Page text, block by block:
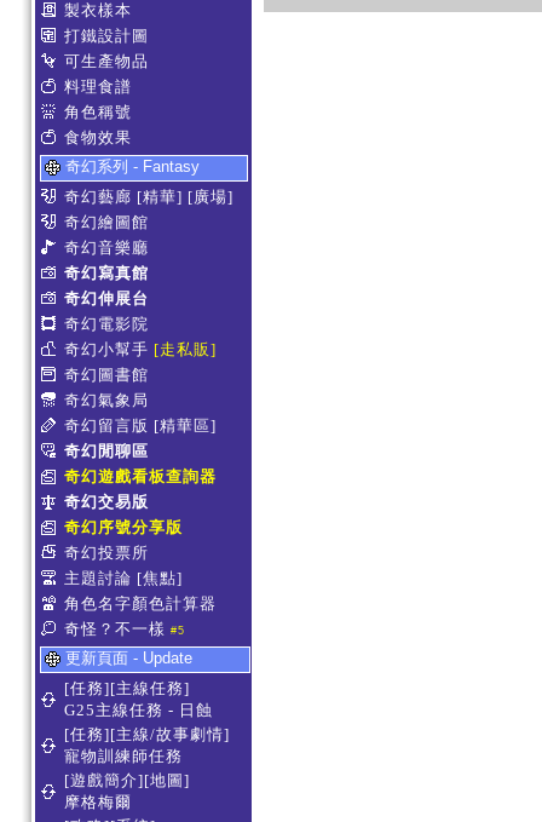
製衣樣本
打鐵設計圖
可生產物品
料理食譜
角色稱號
食物效果
奇幻系列 - Fantasy
奇幻藝廊 [精華] [廣場]
奇幻繪圖館
奇幻音樂廳
奇幻寫真館
奇幻伸展台
奇幻電影院
奇幻小幫手 [走私販]
奇幻圖書館
奇幻氣象局
奇幻留言版 [精華區]
奇幻閒聊區
奇幻遊戲看板查詢器
奇幻交易版
奇幻序號分享版
奇幻投票所
主題討論 [焦點]
角色名字顏色計算器
奇怪？不一樣 #5
更新頁面 - Update
[任務][主線任務]
G25主線任務 - 日蝕
[任務][主線/故事劇情]
寵物訓練師任務
[遊戲簡介][地圖]
摩格梅爾